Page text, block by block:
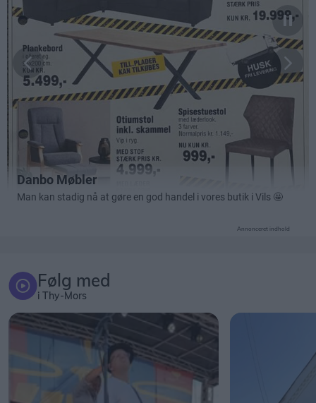
Annonceret indhold
Følg med
i Thy-Mors